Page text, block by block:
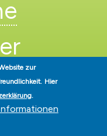
Str. 2 • 16540 Hohen
zur
Hier
.